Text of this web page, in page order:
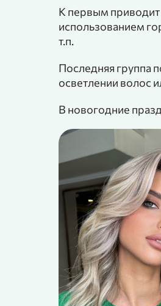
К первым приводит
использованием
т.п.
Последняя группа
осветлении волос
В новогодние